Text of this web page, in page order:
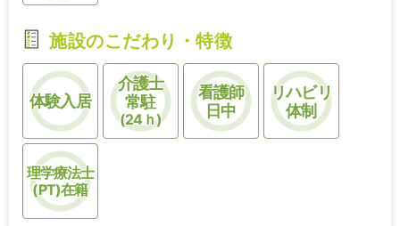
施設のこだわり・特徴
体験入居
介護士
常駐
(24ｈ)
看護師
日中
リハビリ
体制
理学療法士
(PT)在籍